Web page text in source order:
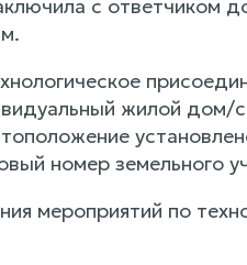
с ответчиком
жилой
номер земельного
мероприятий по